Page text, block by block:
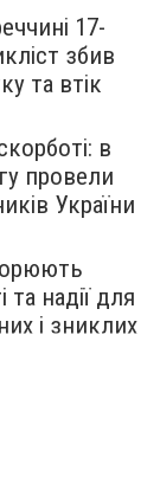
17-
збив
та втік
в
провели
України
та надії для
і зниклих